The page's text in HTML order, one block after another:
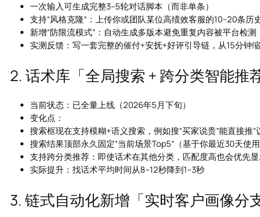
一次输入可生成完整3–5轮对话脚本（而非单条）
支持“风格克隆”：上传你或团队某位高绩效客服的10–20条
新增“防限流模式”：自动生成多版本避免重复内容被平台检测
实测反馈：写一套完整的催付+安抚+好评引导链，从15分钟
2. 话术库「全局搜索 + 跨分类智能推
当前状态：已全量上线（2026年5月下旬）
变化点：
搜索框现在支持模糊+语义搜索，例如搜“买家说贵”能直接推“
搜索结果顶部永久固定“当前场景Top5”（基于你最近30天使用
支持跨分类推荐：即使话术在其他分类，匹配度高也会优先
实际提升：找话术平均时间从8–12秒降到1–3秒
3. 链式自动化新增「实时客户画像分